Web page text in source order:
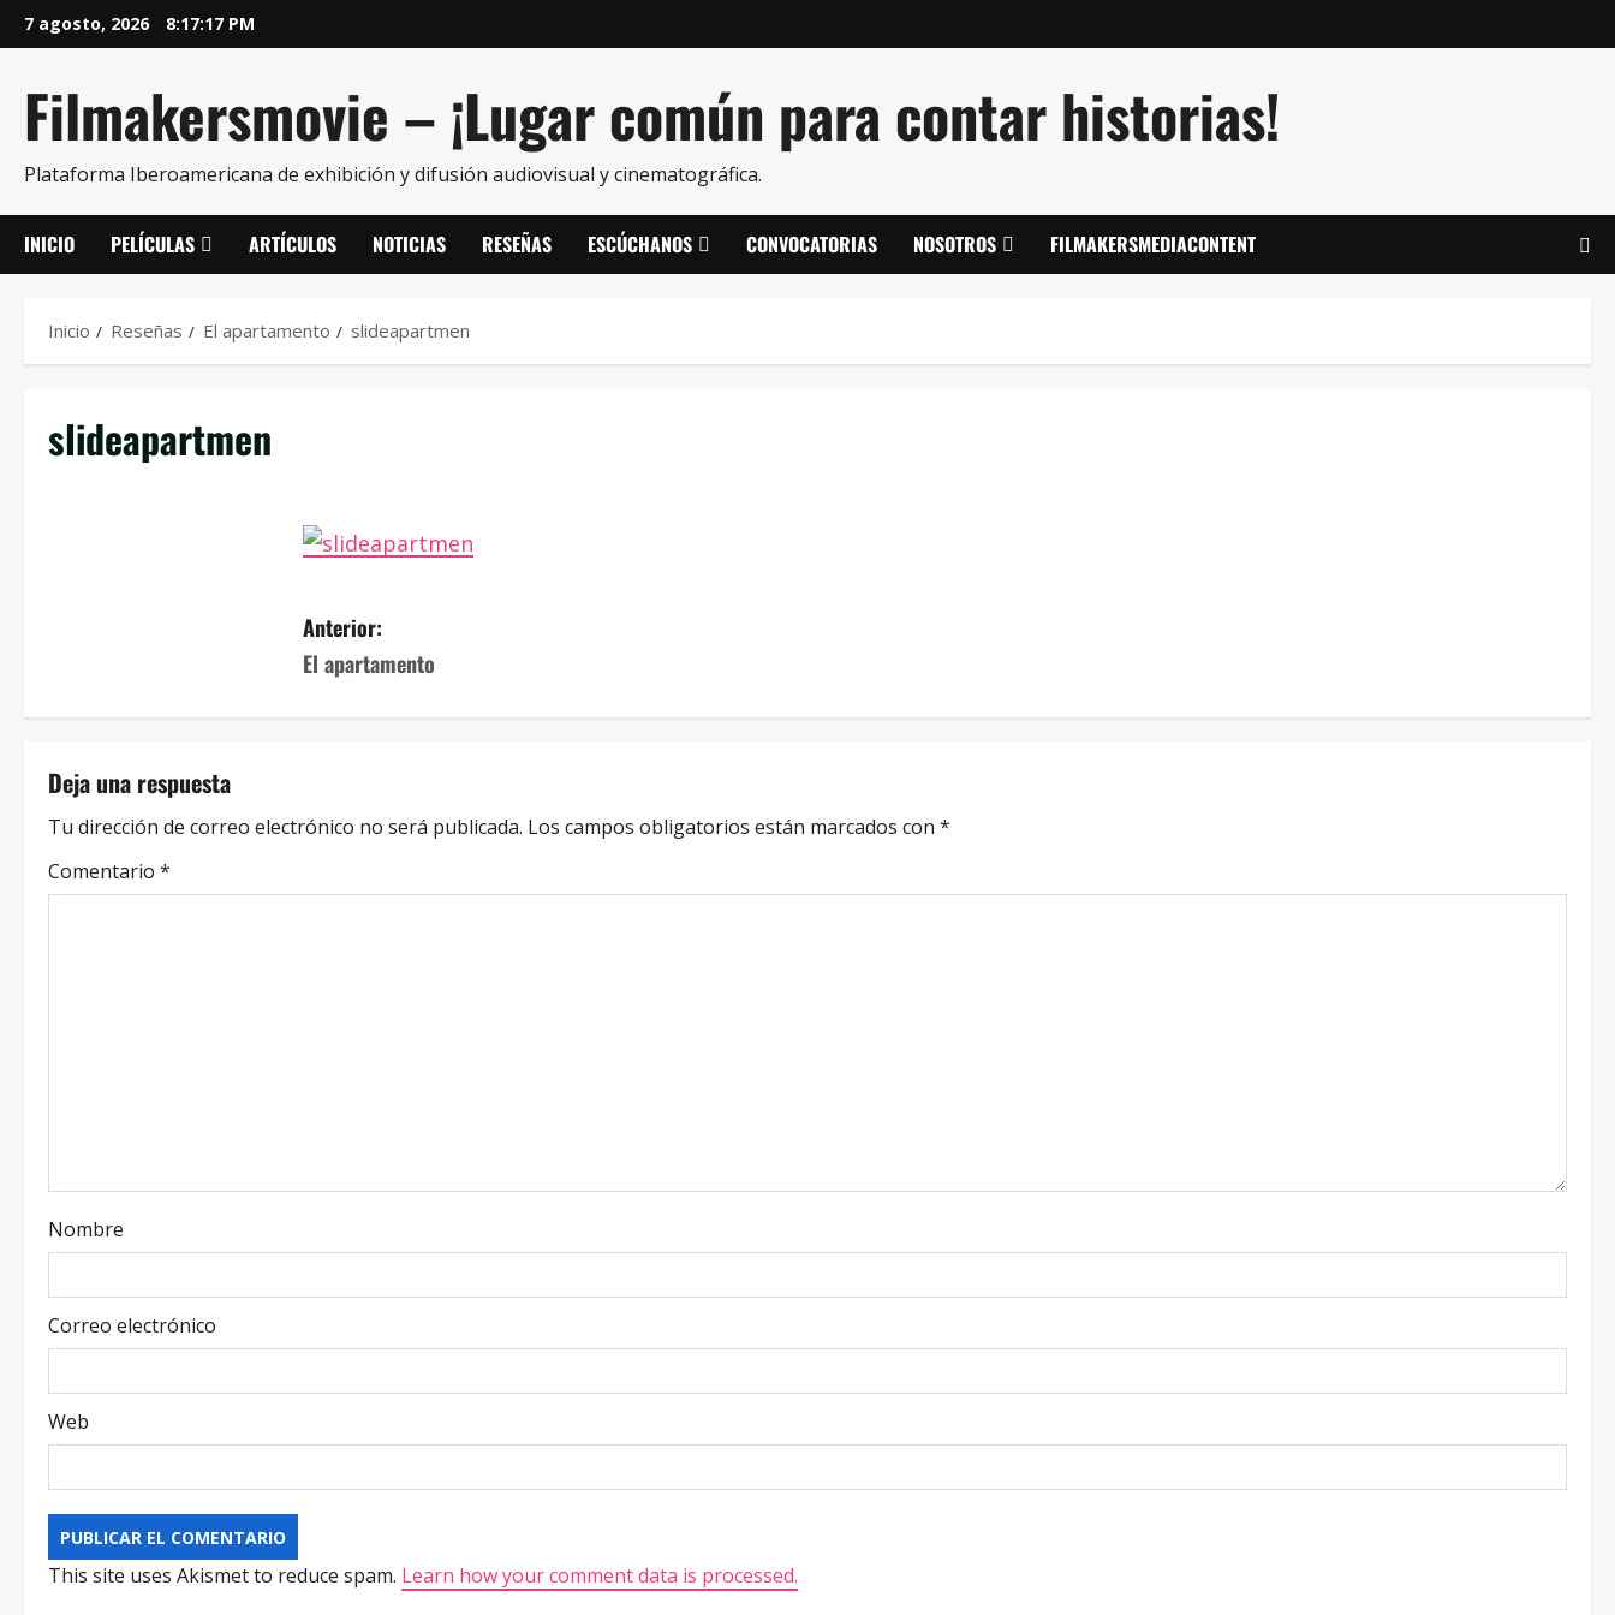
7 agosto, 2026 8:17:18 PM
Filmakersmovie – ¡Lugar común para contar historias!
Plataforma Iberoamericana de exhibición y difusión audiovisual y cinematográfica.
INICIO PELÍCULAS ARTÍCULOS NOTICIAS RESEÑAS ESCÚCHANOS CONVOCATORIAS NOSOTROS FILMAKERSMEDIACONTENT
Inicio Reseñas El apartamento slideapartmen
slideapartmen
Anterior:
El apartamento
Deja una respuesta
Tu dirección de correo electrónico no será publicada. Los campos obligatorios están marcados con *
Comentario *
Nombre
Correo electrónico
Web
This site uses Akismet to reduce spam. Learn how your comment data is processed.